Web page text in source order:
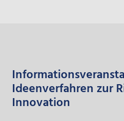
Ideenverfahren zur
Innovation